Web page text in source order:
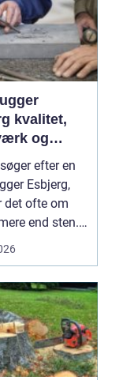
og
efter en
Esbjerg,
det ofte om
end sten.
om at...